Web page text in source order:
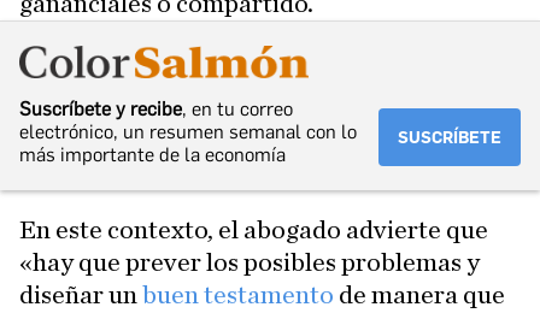
Suscríbete y recibe, en tu correo
electrónico, un resumen semanal con lo
más importante de la economía
SUSCRÍBETE
En este contexto, el abogado advierte que
«hay que prever los posibles problemas y
diseñar unbuen testamento de manera que